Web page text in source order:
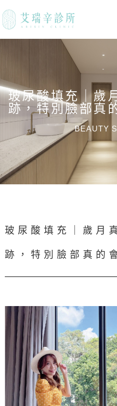
玻尿酸填充｜歲
跡，特別臉部真
BEAUTY
玻尿酸填充｜歲月
跡，特別臉部真的